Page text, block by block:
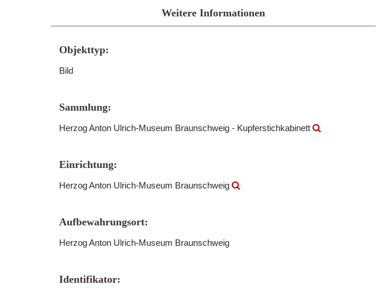
Weitere Informationen
Objekttyp:
Bild
Sammlung:
Herzog Anton Ulrich-Museum Braunschweig - Kupferstichkabinett
Einrichtung:
Herzog Anton Ulrich-Museum Braunschweig
Aufbewahrungsort:
Herzog Anton Ulrich-Museum Braunschweig
Identifikator: